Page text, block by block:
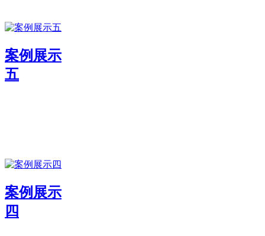
案例展示
五
案例展示
四